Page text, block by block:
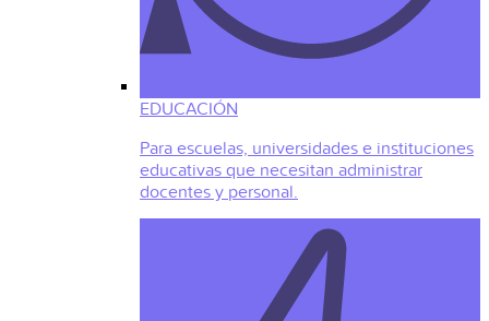
EDUCACIÓN
Para escuelas, universidades e instituciones
educativas que necesitan administrar
docentes y personal.